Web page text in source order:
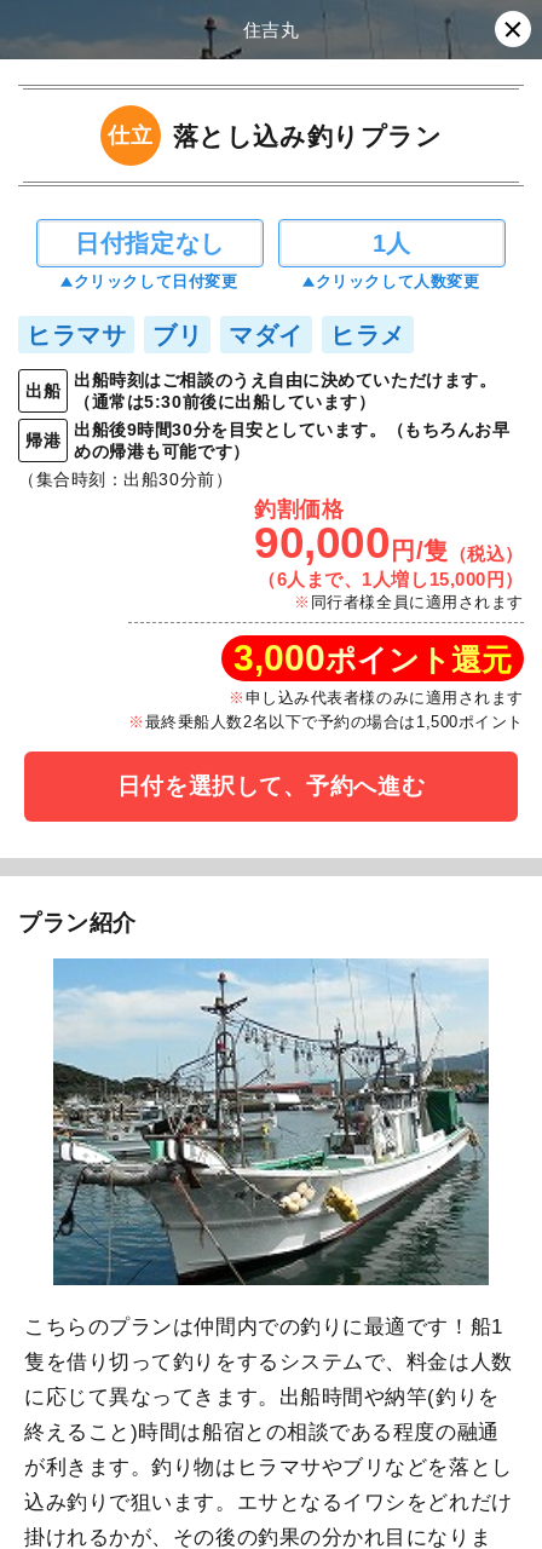
住吉丸
仕立 落とし込み釣りプラン
日付指定なし
クリックして日付変更
1人
クリックして人数変更
ヒラマサ ブリ マダイ ヒラメ
出船
出船時刻はご相談のうえ自由に決めていただけます。
（通常は5:30前後に出船しています）
帰港
出船後9時間30分を目安としています。（もちろんお早
めの帰港も可能です）
（集合時刻：出船30分前）
釣割価格
90,000 円/隻
（税込）
（6人まで、1人増し15,000円）
同行者様全員に適用されます
3,000ポイント還元
申し込み代表者様のみに適用されます
最終乗船人数2名以下で予約の場合は1,500ポイント
日付を選択して、予約へ進む
プラン紹介
こちらのプランは仲間内での釣りに最適です！船1
隻を借り切って釣りをするシステムで、料金は人数
に応じて異なってきます。出船時間や納竿(釣りを
終えること)時間は船宿との相談である程度の融通
が利きます。釣り物はヒラマサやブリなどを落とし
込み釣りで狙います。エサとなるイワシをどれだけ
掛けれるかが、その後の釣果の分かれ目になりま